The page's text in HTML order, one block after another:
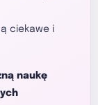
ciekawe i
naukę